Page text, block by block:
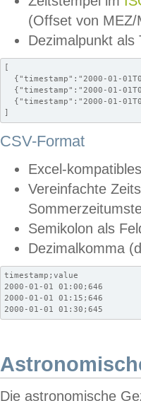
(Offset von MEZ/
Dezimalpunkt als
[
{"timestamp":"2000-01-
{"timestamp":"2000-01-
{"timestamp":"2000-01-
]
CSV-Format
Excel-
Vereinfachte
Semikolon als
Dezimalkomma
timestamp;value
2000-01-01 01:00;646
2000-01-01 01:15;646
2000-01-01 01:30;645
Die astronomische